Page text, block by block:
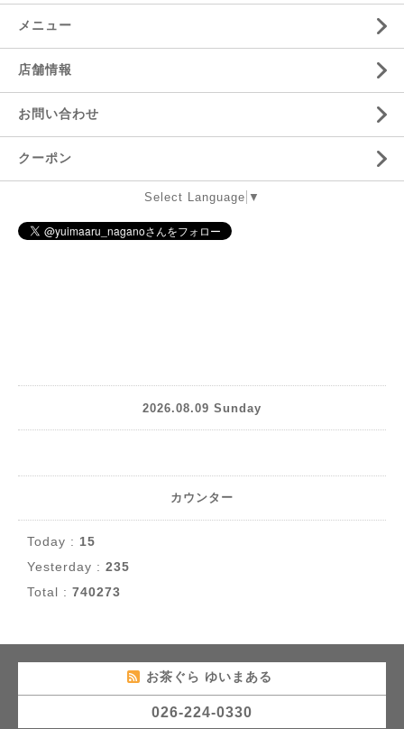
メニュー
店舗情報
お問い合わせ
クーポン
Select Language ▼
2026.08.09 Sunday
カウンター
Today : 15
Yesterday : 235
Total : 740273
お茶ぐら ゆいまある
026-224-0330